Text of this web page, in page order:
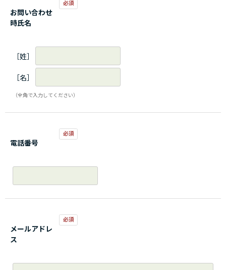
お問い合わせ
時氏名
［姓］
［名］
（全角で入力してください）
電話番号
メールアドレ
ス